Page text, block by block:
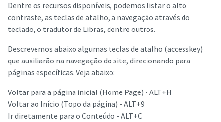
Dentre os recursos disponíveis, podemos listar o alto
contraste, as teclas de atalho, a navegação através do
teclado, o tradutor de Libras, dentre outros.
Descrevemos abaixo algumas teclas de atalho (accesskey)
que auxiliarão na navegação do site, direcionando para
páginas específicas. Veja abaixo:
Voltar para a página inicial (Home Page) - ALT+H
Voltar ao Início (Topo da página) - ALT+9
Ir diretamente para o Conteúdo - ALT+C